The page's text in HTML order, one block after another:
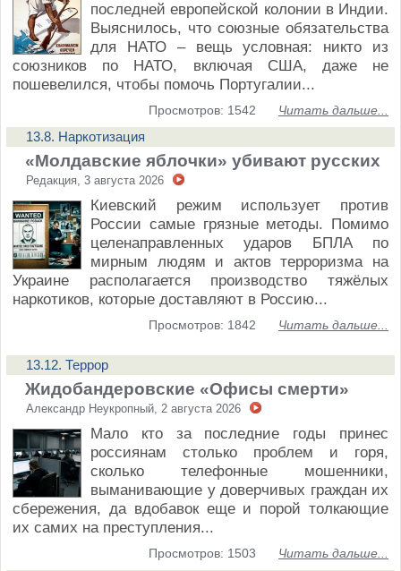
последней европейской колонии в Индии.
Выяснилось, что союзные обязательства
для НАТО – вещь условная: никто из
союзников по НАТО, включая США, даже не
пошевелился, чтобы помочь Португалии...
Читать дальше...
Просмотров: 1542
13.8. Наркотизация
«Молдавские яблочки» убивают русских
Редакция, 3 августа 2026
Киевский режим использует против
России самые грязные методы. Помимо
целенаправленных ударов БПЛА по
мирным людям и актов терроризма на
Украине располагается производство тяжёлых
наркотиков, которые доставляют в Россию...
Читать дальше...
Просмотров: 1842
13.12. Террор
Жидобандеровские «Офисы смерти»
Александр Неукропный, 2 августа 2026
Мало кто за последние годы принес
россиянам столько проблем и горя,
сколько телефонные мошенники,
выманивающие у доверчивых граждан их
сбережения, да вдобавок еще и порой толкающие
их самих на преступления...
Читать дальше...
Просмотров: 1503